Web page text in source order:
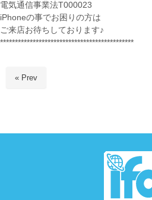
電気通信事業法T000023
iPhoneの事でお困りの方は
ご来店お待ちしております♪
*********************************************
« Prev